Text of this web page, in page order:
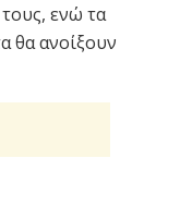
ενώ τα
θα ανοίξουν